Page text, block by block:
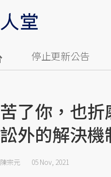
停止更新公告
苦了你，也
訟外的解決機
陳宗元 05 Nov, 2021